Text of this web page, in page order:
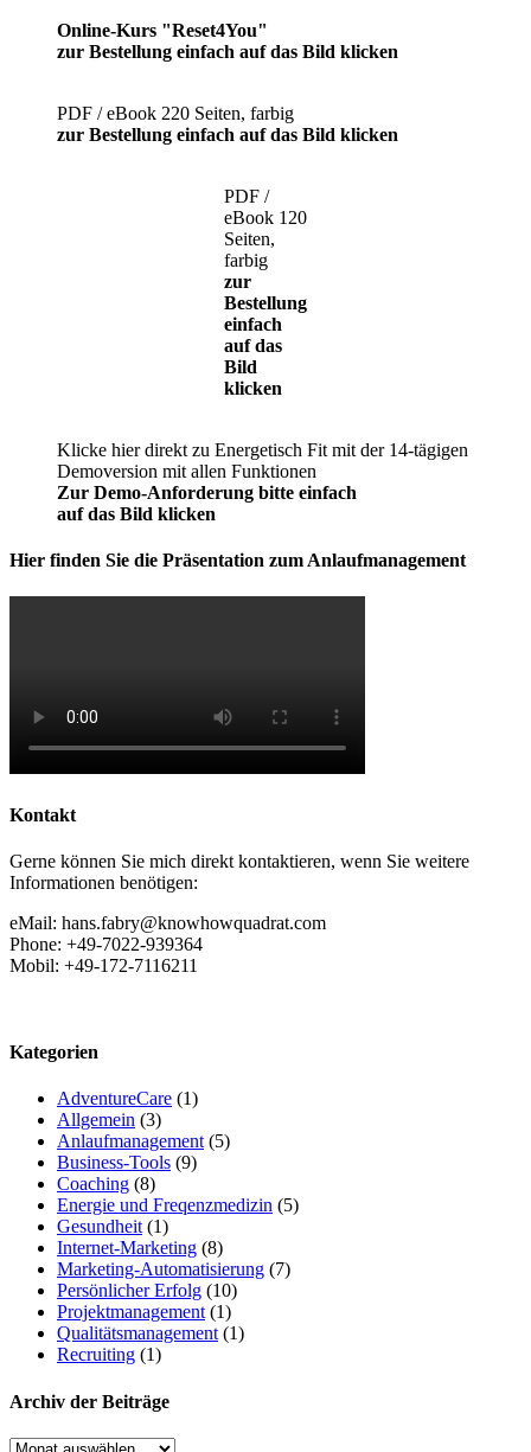
Online-Kurs "Reset4You"
zur Bestellung einfach auf das Bild klicken
PDF / eBook 220 Seiten, farbig
zur Bestellung einfach auf das Bild klicken
PDF /
eBook 120
Seiten,
farbig
zur
Bestellung
einfach
auf das
Bild
klicken
Klicke hier direkt zu Energetisch Fit mit der 14-tägigen
Demoversion mit allen Funktionen
Zur Demo-Anforderung bitte einfach
auf das Bild klicken
Hier finden Sie die Präsentation zum Anlaufmanagement
Kontakt
Gerne können Sie mich direkt kontaktieren, wenn Sie weitere
Informationen benötigen:
eMail: hans.fabry@knowhowquadrat.com
Phone: +49-7022-939364
Mobil: +49-172-7116211
Kategorien
AdventureCare (1)
Allgemein (3)
Anlaufmanagement (5)
Business-Tools (9)
Coaching (8)
Energie und Freqenzmedizin (5)
Gesundheit (1)
Internet-Marketing (8)
Marketing-Automatisierung (7)
Persönlicher Erfolg (10)
Projektmanagement (1)
Qualitätsmanagement (1)
Recruiting (1)
Archiv der Beiträge
Archiv